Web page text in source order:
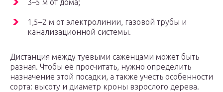
3–5 м от дома;
1,5–2 м от электролинии, газовой трубы и
канализационной системы.
Дистанция между туевыми саженцами может быть
разная. Чтобы её просчитать, нужно определить
назначение этой посадки, а также учесть особенности
сорта: высоту и диаметр кроны взрослого дерева.